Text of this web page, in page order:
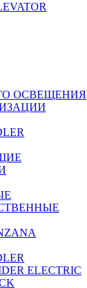
ОСВЕЩЕНИЯ
ELECTRIC